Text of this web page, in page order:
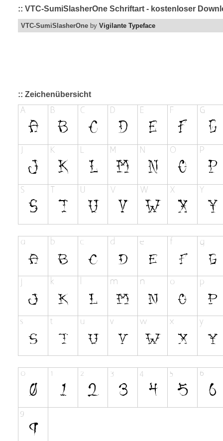
:: VTC-SumiSlasherOne Schriftart - kostenloser
VTC-SumiSlasherOne by Vigilante Typeface
:: Zeichenübersicht